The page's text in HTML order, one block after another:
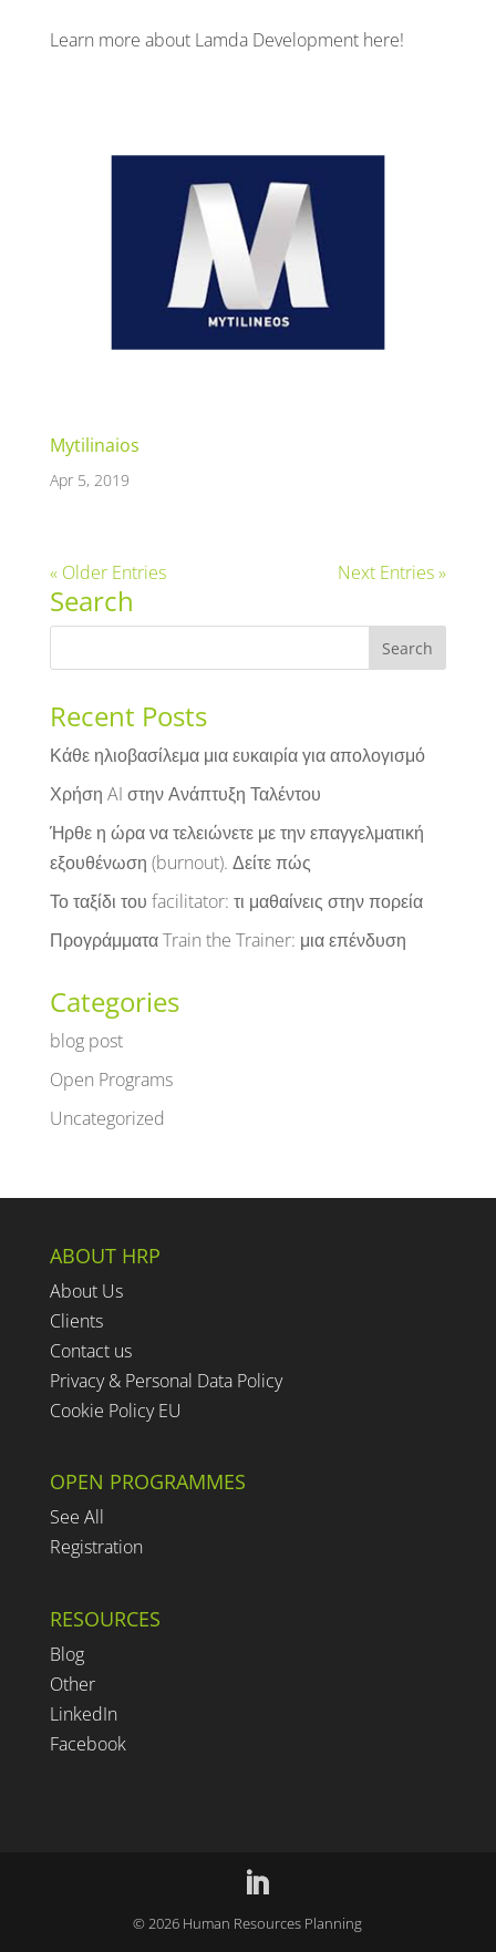
Learn more about Lamda Development here!
Mytilinaios
Apr 5, 2019
« Older Entries Next Entries »
Search
Recent Posts
Κάθε ηλιοβασίλεμα μια ευκαιρία για απολογισμό
Χρήση AI στην Ανάπτυξη Ταλέντου
Ήρθε η ώρα να τελειώνετε με την επαγγελματική
εξουθένωση (burnout). Δείτε πώς
Το ταξίδι του facilitator: τι μαθαίνεις στην πορεία
Προγράμματα Train the Trainer: μια επένδυση
Categories
blog post
Open Programs
Uncategorized
ABOUT HRP
About Us
Clients
Contact us
Privacy & Personal Data Policy
Cookie Policy EU
OPEN PROGRAMMES
See All
Registration
RESOURCES
Blog
Other
LinkedIn
Facebook
©2026 Human Resources Planning